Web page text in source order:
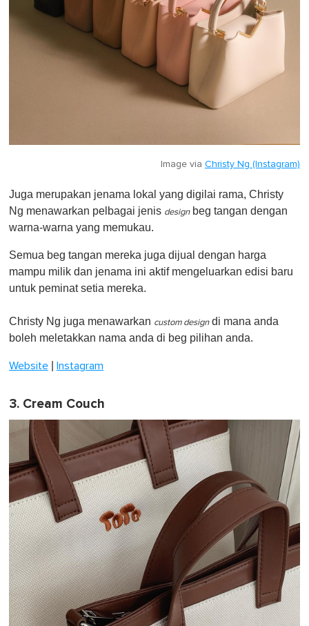
Image via Christy Ng (Instagram)
Juga merupakan jenama lokal yang digilai rama, Christy
Ng menawarkan pelbagai jenis designbeg tangan dengan
warna-warna yang memukau.
Semua beg tangan mereka juga dijual dengan harga
mampu milik dan jenama ini aktif mengeluarkan edisi baru
untuk peminat setia mereka.
Christy Ng juga menawarkan custom designdi mana anda
boleh meletakkan nama anda di beg pilihan anda.
Website Instagram
3. Cream Couch